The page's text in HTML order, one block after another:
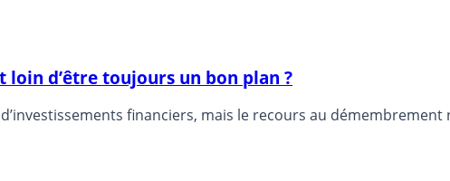
loin d’être toujours un bon plan ?
financiers, mais le recours au démembrement